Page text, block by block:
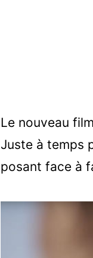
Le nouveau film
Juste à temps
posant face à